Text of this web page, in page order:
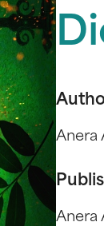
Anera
Anera